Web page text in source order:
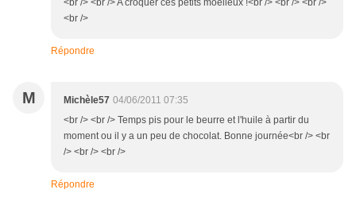
<br /> <br /> A croquer ces petits moelleux !<br /> <br /> <br />
<br />
Répondre
M Michèle57 04/06/2011 07:35
<br /> <br /> Temps pis pour le beurre et l'huile à partir du
moment ou il y a un peu de chocolat. Bonne journée<br /> <br
/> <br /> <br />
Répondre